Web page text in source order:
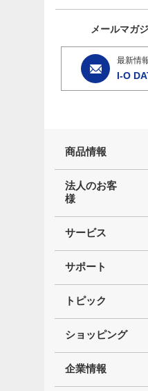
メールマガ
最新情
I-O
商品情報
法人のお客
様
サービス
サポート
トピック
ショッピング
企業情報